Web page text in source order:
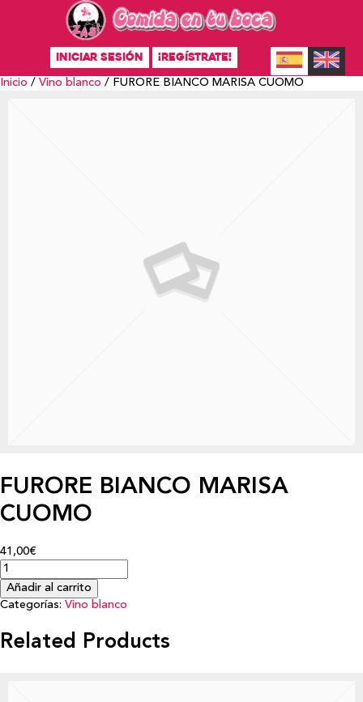
INICIAR SESIÓN ¡REGÍSTRATE!
Inicio / Vino blanco / FURORE BIANCO MARISA CUOMO
FURORE BIANCO MARISA
CUOMO
41,00€
Añadir al carrito
Categorías: Vino blanco
Related Products